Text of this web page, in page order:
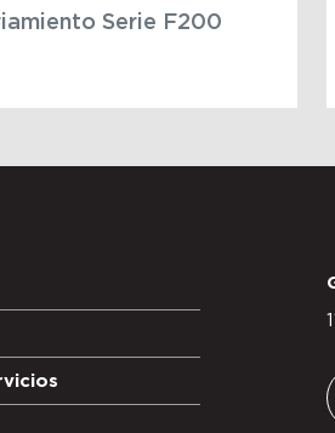
Serie F200